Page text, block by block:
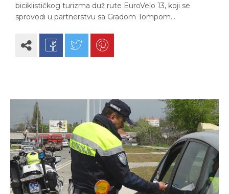
biciklističkog turizma duž rute EuroVelo 13, koji se
sprovodi u partnerstvu sa Gradom Tompom…